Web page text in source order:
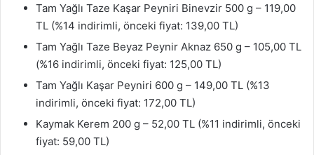
Tam Yağlı Taze Kaşar Peyniri Binevzir 500 g – 119,00
TL (%14 indirimli, önceki fiyat: 139,00 TL)
Tam Yağlı Taze Beyaz Peynir Aknaz 650 g – 105,00 TL
(%16 indirimli, önceki fiyat: 125,00 TL)
Tam Yağlı Kaşar Peyniri 600 g – 149,00 TL (%13
indirimli, önceki fiyat: 172,00 TL)
Kaymak Kerem 200 g – 52,00 TL (%11 indirimli, önceki
fiyat: 59,00 TL)